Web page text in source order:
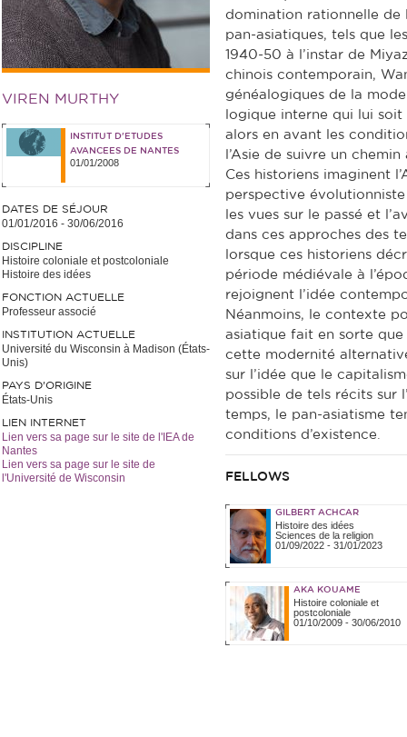
VIREN MURTHY
INSTITUT D'ETUDES
AVANCEES DE NANTES
01/01/2008
DATES DE SÉJOUR
01/01/2016 - 30/06/2016
DISCIPLINE
Histoire coloniale et postcoloniale
Histoire des idées
FONCTION ACTUELLE
Professeur associé
INSTITUTION ACTUELLE
Université du Wisconsin à Madison (États-
Unis)
PAYS D'ORIGINE
États-Unis
LIEN INTERNET
Lien vers sa page sur le site de l'IEA de
Nantes
Lien vers sa page sur le site de
l'Université de Wisconsin
domination rationnelle de
pan-asiatiques, tels que
1940-50 à l’instar de
chinois contemporain,
généalogiques de la
logique interne qui lui
alors en avant les
l’Asie de suivre un
Ces historiens imaginent
perspective
les vues sur le passé et
dans ces approches des
lorsque ces historiens
période médiévale à
rejoignent l’idée
Néanmoins, le contexte
asiatique fait en sorte que
cette modernité
sur l’idée que le
possible de tels récits sur
temps, le pan-asiatisme
conditions d’existence.
FELLOWS
GILBERT ACHCAR
Histoire des idées
Sciences de la religion
01/09/2022- 31/01/2023
AKA KOUAME
Histoire coloniale et
postcoloniale
01/10/2009- 30/06/2010